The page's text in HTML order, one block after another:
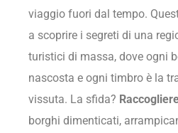
viaggio fuori dal tempo.
a scoprire i segreti di una
turistici di massa, dove ogni
nascosta e ogni timbro è la
vissuta. La sfida?
borghi dimenticati,